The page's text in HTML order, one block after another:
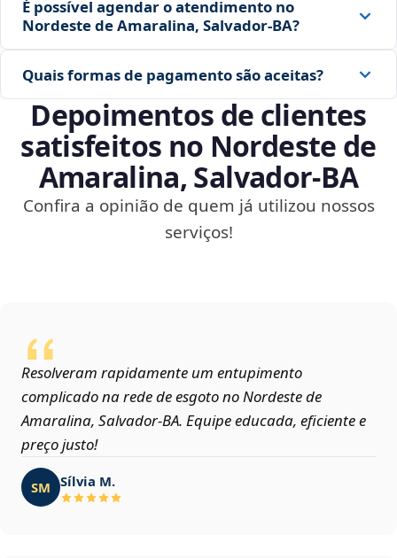
É possível agendar o atendimento no
Nordeste de Amaralina, Salvador‑BA?
Quais formas de pagamento são aceitas?
Depoimentos de clientes
satisfeitos no Nordeste de
Amaralina, Salvador‑BA
Confira a opinião de quem já utilizou nossos
serviços!
Resolveram rapidamente um entupimento
complicado na rede de esgoto no Nordeste de
Amaralina, Salvador‑BA. Equipe educada, eficiente e
preço justo!
SM Sílvia M.